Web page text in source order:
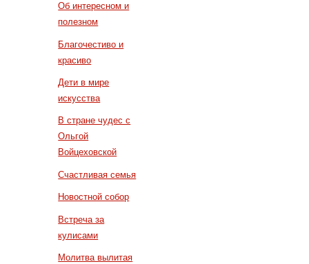
Об интересном и
полезном
Благочестиво и
красиво
Дети в мире
искусства
В стране чудес с
Ольгой
Войцеховской
Счастливая семья
Новостной собор
Встреча за
кулисами
Молитва вылитая